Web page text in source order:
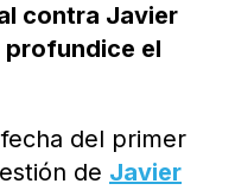
contra Javier
profundice el
del primer
de Javier